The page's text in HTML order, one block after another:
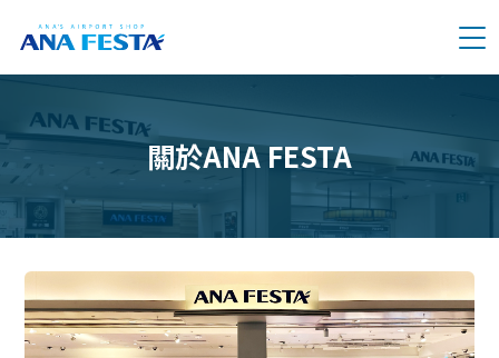
メニュー
關於ANA FESTA